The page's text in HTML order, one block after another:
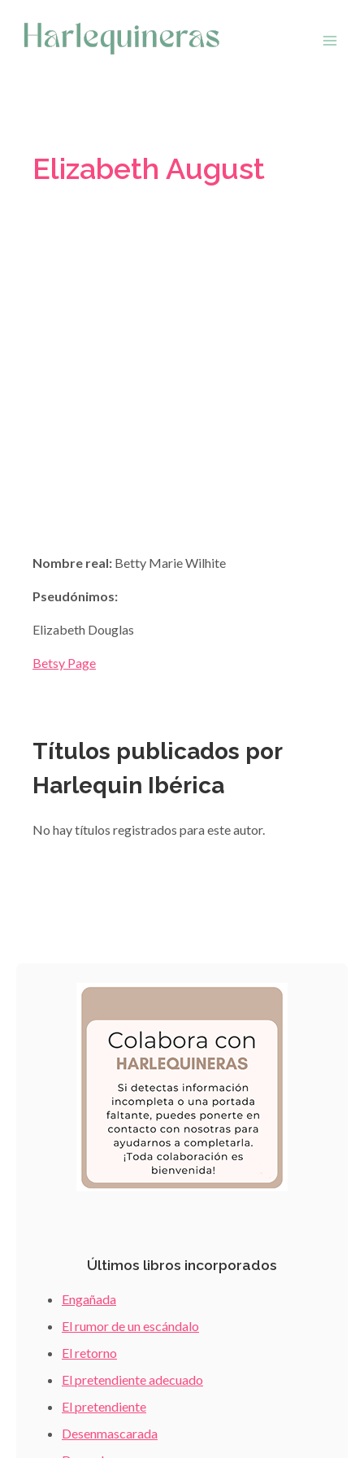
contenido
Elizabeth August
Nombre real: Betty Marie Wilhite
Pseudónimos:
Elizabeth Douglas
Betsy Page
Títulos publicados por
Harlequin Ibérica
No hay títulos registrados para este autor.
Últimos libros incorporados
Engañada
El rumor de un escándalo
El retorno
El pretendiente adecuado
El pretendiente
Desenmascarada